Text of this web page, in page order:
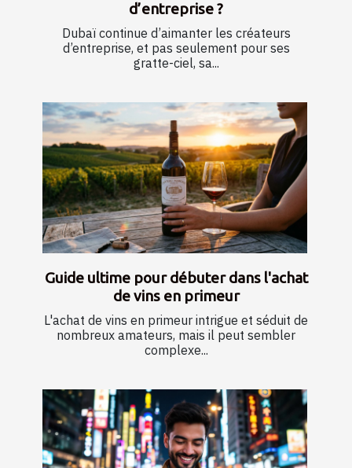
d’entreprise ?
Dubaï continue d’aimanter les créateurs
d’entreprise, et pas seulement pour ses
gratte-ciel, sa...
Guide ultime pour débuter dans l'achat
de vins en primeur
L'achat de vins en primeur intrigue et séduit de
nombreux amateurs, mais il peut sembler
complexe...